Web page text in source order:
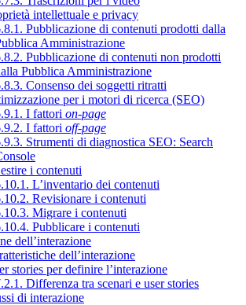
intellettuale e privacy
Pubblicazione di contenuti prodotti dalla
Amministrazione
Pubblicazione di contenuti non prodotti
Pubblica Amministrazione
Consenso dei soggetti ritratti
per i motori di ricerca (SEO)
I fattori on-page
I fattori off-page
Strumenti di diagnostica SEO: Search
i contenuti
L’inventario dei contenuti
Revisionare i contenuti
Migrare i contenuti
Pubblicare i contenuti
dell’interazione
dell’interazione
stories per definire l’interazione
Differenza tra scenari e user stories
di interazione